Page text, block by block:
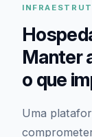
Manter
o que
Uma